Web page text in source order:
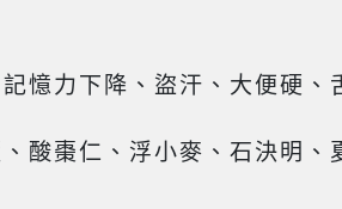
憶力下降、盜汗、大便硬、
酸棗仁、浮小麥、石決明、